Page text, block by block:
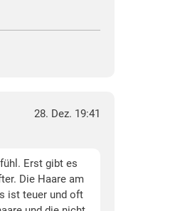
28. Dez. 19:41
Erst gibt es
Die Haare am
ist teuer und oft